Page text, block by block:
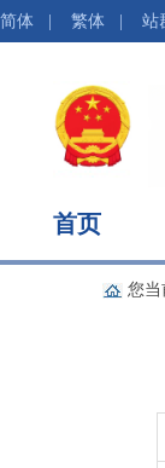
简体 繁体 站
首页
您当